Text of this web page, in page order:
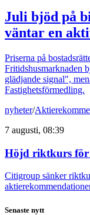
Juli bjöd på
väntar en
Priserna på
Fritidshusmarknaden
glädjande signal",
Fastighetsförmedling.
nyheter/
7 augusti, 08:39
Höjd riktkurs för
Citigroup sänker
Senaste nytt